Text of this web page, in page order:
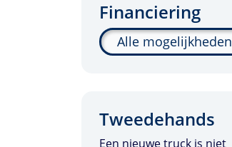
Financiering
Alle mogelijkheden
Tweedehands
Een nieuwe truck is niet